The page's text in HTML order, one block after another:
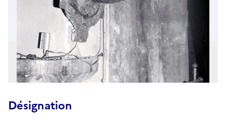
Désignation